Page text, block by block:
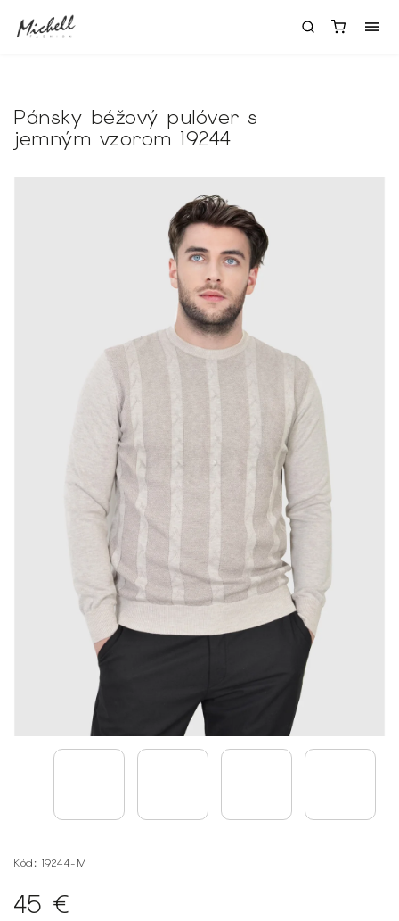
Pánsky béžový pulóver s
jemným vzorom 19244
Kód: 19244-M
45 €